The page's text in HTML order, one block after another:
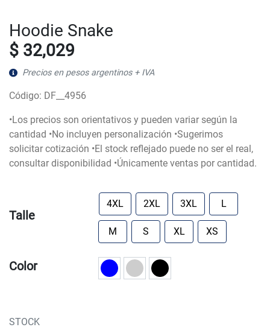
Hoodie Snake
$ 32,029
Precios en pesos argentinos + IVA
Código: DF__4956
•Los precios son orientativos y pueden variar según la
cantidad •No incluyen personalización •Sugerimos
solicitar cotización •El stock reflejado puede no ser el real,
consultar disponibilidad •Únicamente ventas por cantidad.
Talle
4XL 2XL 3XL L
M S XL XS
Color
STOCK